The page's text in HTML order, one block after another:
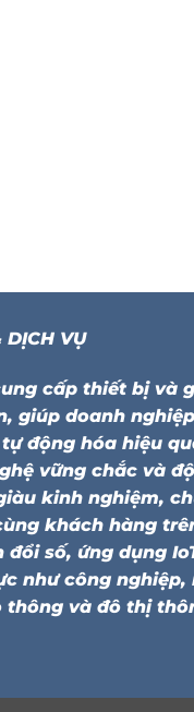
DỊCH VỤ
cấp thiết bị và
giúp doanh
động hóa hiệu
vững chắc và
kinh nghiệm,
khách hàng
đổi số, ứng dụng
như công nghiệp,
thông và đô thị